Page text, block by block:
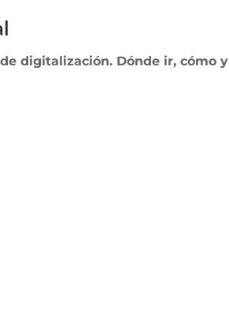
digitalización. Dónde ir, cómo y